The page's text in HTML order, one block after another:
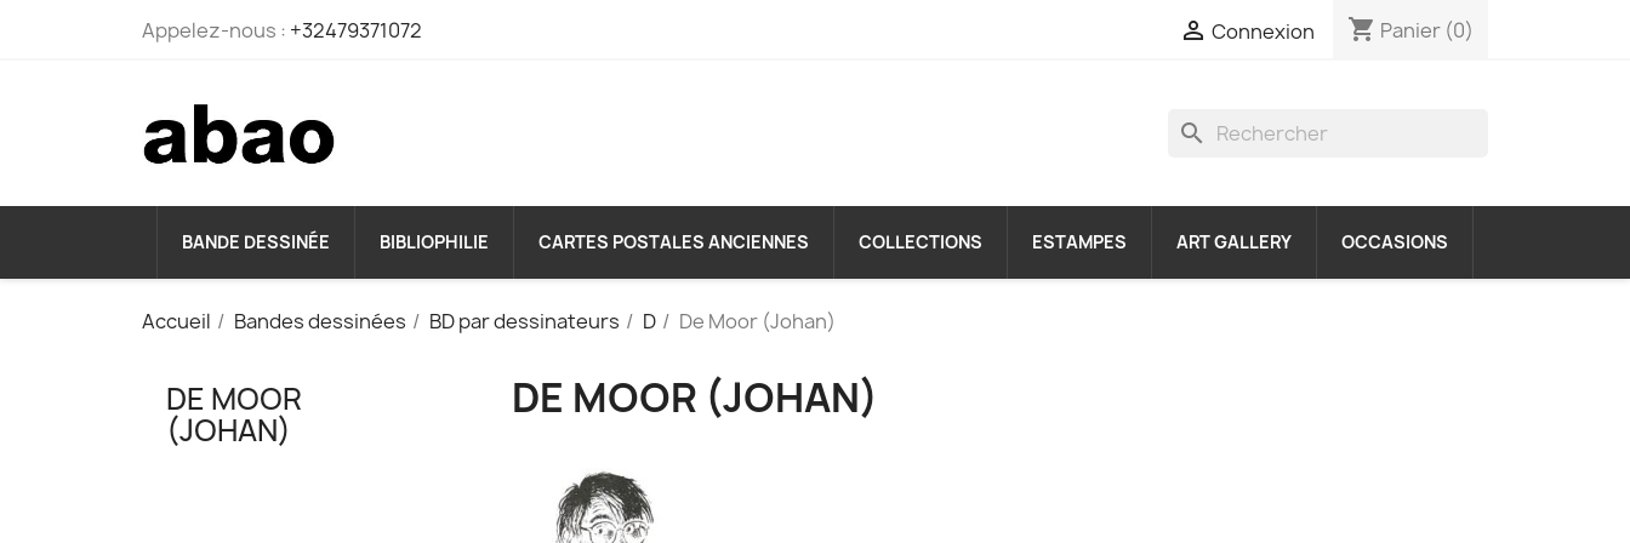
Appelez-nous : +32479371072  Connexion shopping_cart Panier (0)
search
BANDE DESSINÉE BIBLIOPHILIE CARTES POSTALES ANCIENNES COLLECTIONS ESTAMPES ART GALLERY OCCASIONS
Accueil Bandes dessinées BD par dessinateurs D De Moor (Johan)
DE MOOR
(JOHAN)
DE MOOR (JOHAN)